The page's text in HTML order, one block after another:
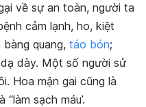
về sự an toàn, người ta
cảm lạnh, ho, kiệt
quang, táo bón;
dày. Một số người sử
Hoa mận gai cũng là
sạch máu’.